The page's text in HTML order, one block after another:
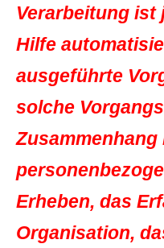
Verarbeitung ist
Hilfe
ausgeführte
solche
Zusammenhang
Erheben, das
Organisation,